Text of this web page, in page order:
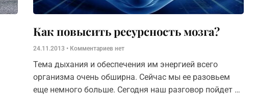
Как повысить ресурсность мозга?
24.11.2013 Комментариев нет
Тема дыхания и обеспечения им энергией всего
организма очень обширна. Сейчас мы ее разовьем
еще немного больше. Сегодня наш разговор пойдет о